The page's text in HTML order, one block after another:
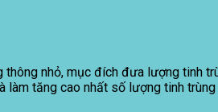
nhỏ, mục đích đưa lượng tinh
tăng cao nhất số lượng tinh